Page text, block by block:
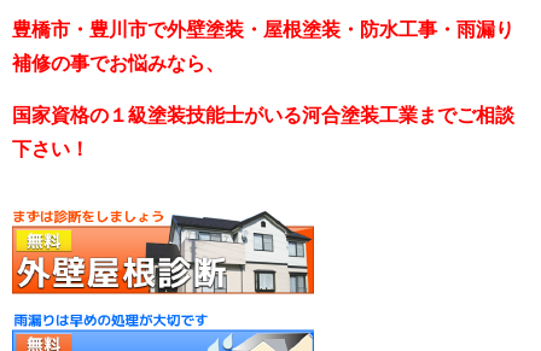
豊橋市・豊川市で外壁塗装・屋根塗装・防水工事・雨漏り
補修の事でお悩みなら、
国家資格の１級塗装技能士がいる河合塗装工業までご相談
下さい！